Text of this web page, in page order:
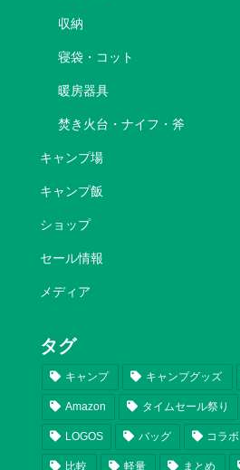
収納
寝袋・コット
暖房器具
焚き火台・ナイフ・斧
キャンプ場
キャンプ飯
ショップ
セール情報
メディア
タグ
キャンプ キャンプグッズ
Amazon タイムセール祭り
LOGOS バッグ コラボ
比較 軽量 まとめ